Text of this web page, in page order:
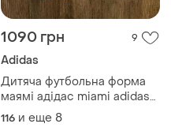
1090 грн 9
Adidas
Дитяча футбольна форма
маямі адідас miami adidas
футболка та шорти для
дітей мессі messi
116 и еще 8